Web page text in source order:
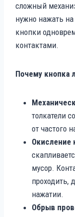
сложный
нужно нажать
кнопки
контактами.
Почему кнопка
толкатели
от частого
Окисление
мусор.
проходить,
нажатии.
Обрыв